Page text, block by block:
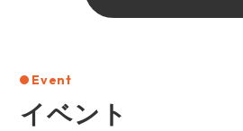
Event
イベント